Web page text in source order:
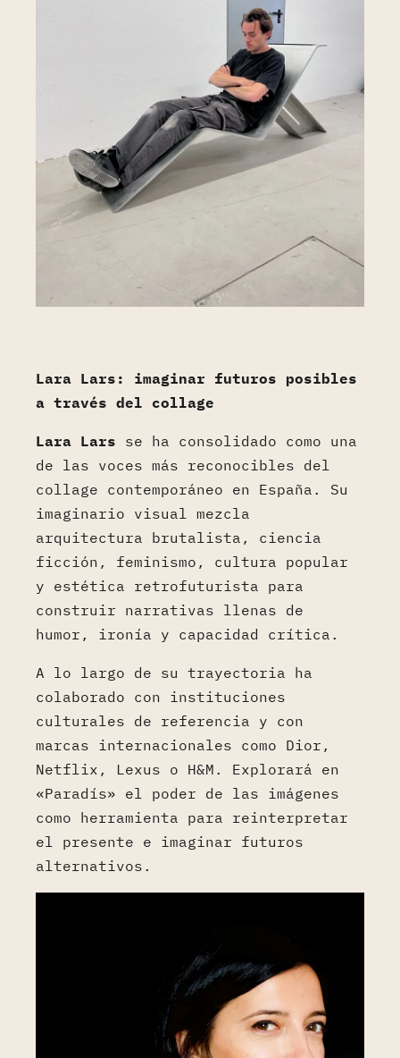
Lara Lars: imaginar futuros posibles
a través del collage
Lara Lars se ha consolidado como una
de las voces más reconocibles del
collage contemporáneo en España. Su
imaginario visual mezcla
arquitectura brutalista, ciencia
ficción, feminismo, cultura popular
y estética retrofuturista para
construir narrativas llenas de
humor, ironía y capacidad crítica.
A lo largo de su trayectoria ha
colaborado con instituciones
culturales de referencia y con
marcas internacionales como Dior,
Netflix, Lexus o H&M. Explorará en
«Paradís» el poder de las imágenes
como herramienta para reinterpretar
el presente e imaginar futuros
alternativos.